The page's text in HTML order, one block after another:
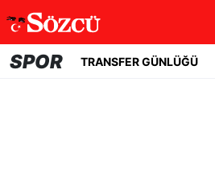
SPOR TRANSFER GÜNLÜĞÜ